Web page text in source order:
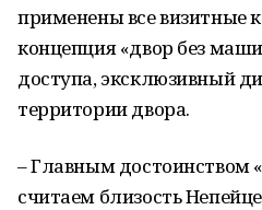
применены все визитные
концепция «двор без
доступа, эксклюзивный
территории двора.
– Главным достоинством
считаем близость